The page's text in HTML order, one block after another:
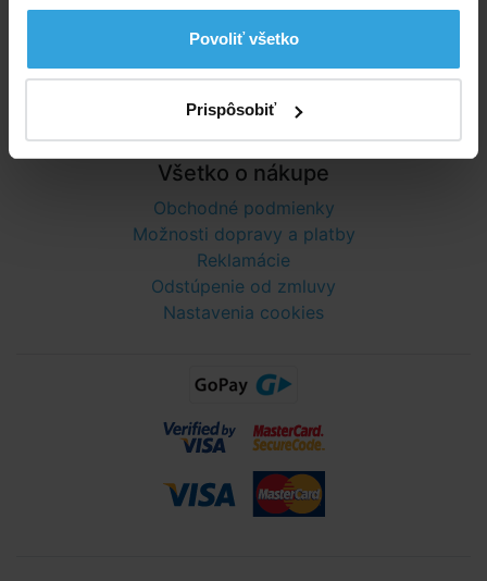
Povoliť všetko
Prispôsobiť
Poradíme vám!
Všetko o nákupe
Obchodné podmienky
Možnosti dopravy a platby
Reklamácie
Odstúpenie od zmluvy
Nastavenia cookies